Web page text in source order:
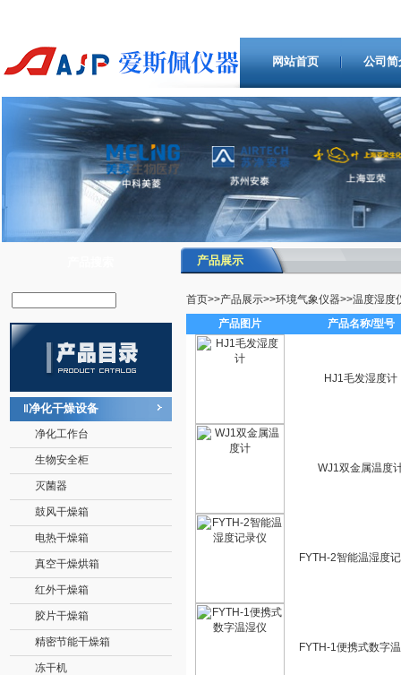
网站首页 公司简
净化干燥设备
净化工作台
生物安全柜
灭菌器
鼓风干燥箱
电热干燥箱
真空干燥烘箱
红外干燥箱
胶片干燥箱
精密节能干燥箱
冻干机
产品展示
首页>>产品展示>>环境气象仪器>>温度湿度
产品图片
产品名称/型号
HJ1毛发湿度计
WJ1双金属温度
FYTH-2智能温湿度
FYTH-1便携式数字